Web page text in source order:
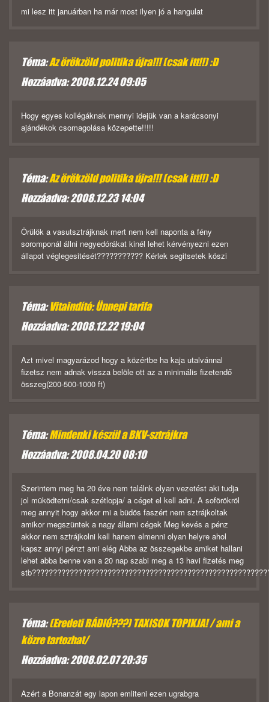
mi lesz itt januárban ha már most ilyen jó a hangulat
Téma:Az örökzöld politika újra!!! (csak itt!!) :D
Hozzáadva: 2008.12.24 09:05
Hogy egyes kollégáknak mennyi idejük van a karácsonyi
ajándékok csomagolása közepette!!!!!
Téma:Az örökzöld politika újra!!! (csak itt!!) :D
Hozzáadva: 2008.12.23 14:04
Örülök a vasutsztrájknak mert nem kell naponta a fény
soromponál állni negyedórákat kinél lehet kérvényezni ezen
állapot véglegesitését??????????? Kérlek segitsetek köszi
Téma:Vitaindító: Ünnepi tarifa
Hozzáadva: 2008.12.22 19:04
Azt mivel magyarázod hogy a közértbe ha kaja utalvánnal
fizetsz nem adnak vissza belöle ott az a minimális fizetendő
összeg(200-500-1000 ft)
Téma:Mindenki készül a BKV-sztrájkra
Hozzáadva: 2008.04.20 08:10
Szerintem meg ha 20 éve nem találnk olyan vezetést aki tudja
jol müködtetni/csak szétlopja/ a céget el kell adni. A soförökröl
meg annyit hogy akkor mi a büdös faszért nem sztrájkoltak
amikor megszüntek a nagy állami cégek Meg kevés a pénz
akkor nem sztrájkolni kell hanem elmenni olyan helyre ahol
kapsz annyi pénzt ami elég Abba az összegekbe amiket hallani
lehet abba benne van a 20 nap szabi meg a 13 havi fizetés meg
Téma:(Eredeti RÁDIÓ???) TAXISOK TOPIKJA! / ami a
közre tartozhat/
Hozzáadva: 2008.02.07 20:35
Azért a Bonanzát egy lapon emliteni ezen ugrabgra